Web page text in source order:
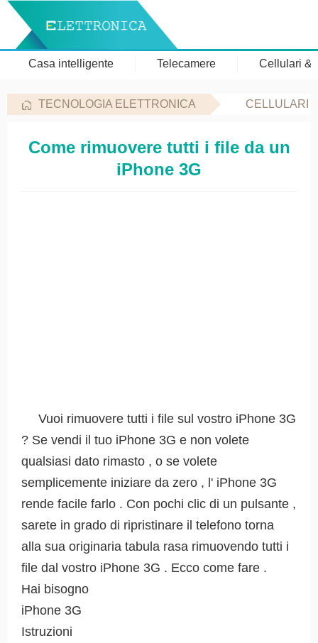
Casa intelligente Telecamere Cellulari &
TECNOLOGIA ELETTRONICA CELLULARI
Come rimuovere tutti i file da un
iPhone 3G
Vuoi rimuovere tutti i file sul vostro iPhone 3G
? Se vendi il tuo iPhone 3G e non volete
qualsiasi dato rimasto , o se volete
semplicemente iniziare da zero , l' iPhone 3G
rende facile farlo . Con pochi clic di un pulsante ,
sarete in grado di ripristinare il telefono torna
alla sua originaria tabula rasa rimuovendo tutti i
file dal vostro iPhone 3G . Ecco come fare .
Hai bisogno
iPhone 3G
Istruzioni